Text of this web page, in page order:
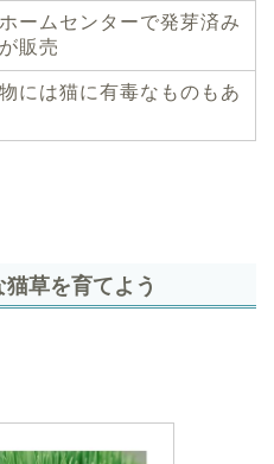
ームセンターで発芽済み
販売
には猫に有毒なものもあ
草を育てよう